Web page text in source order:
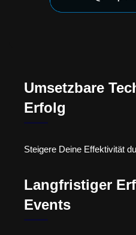
Umsetzbare
Erfolg
Steigere Deine Effektivität
Langfristiger
Events